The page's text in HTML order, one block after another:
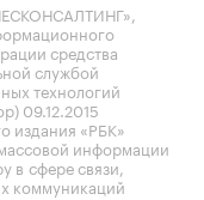
средства
службой
технологий
09.12.2015
издания «РБК»
информации
в сфере связи,
коммуникаций